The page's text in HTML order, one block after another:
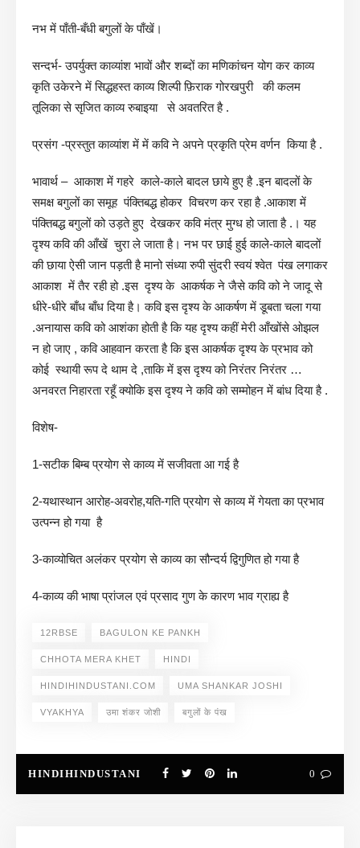
नभ में पाँती-बँधी बगुलों के पाँखें।
सन्दर्भ- उपर्युक्त काव्यांश भावों और शब्दों का मणिकांचन योग कर काव्य
कृति उकेरने में सिद्धहस्त काव्य शिल्पी फ़िराक गोरखपुरी की कलम
तूलिका से सृजित काव्य रुबाइया से अवतरित है .
प्रसंग -प्रस्तुत काव्यांश में में कवि ने अपने प्रकृति प्रेम वर्णन किया है .
भावार्थ – आकाश में गहरे काले-काले बादल छाये हुए है .इन बादलों के
समक्ष बगुलों का समूह पंक्तिबद्ध होकर विचरण कर रहा है .आकाश में
पंक्तिबद्ध बगुलों को उड़ते हुए देखकर कवि मंत्र मुग्ध हो जाता है .। यह
दृश्य कवि की आँखें चुरा ले जाता है। नभ पर छाई हुई काले-काले बादलों
की छाया ऐसी जान पड़ती है मानो संध्या रुपी सुंदरी स्वयं श्वेत पंख लगाकर
आकाश में तैर रही हो .इस दृश्य के आकर्षक ने जैसे कवि को ने जादू से
धीरे-धीरे बाँध बाँध दिया है। कवि इस दृश्य के आकर्षण में डूबता चला गया
.अनायास कवि को आशंका होती है कि यह दृश्य कहीं मेरी आँखोंसे ओझल
न हो जाए , कवि आहवान करता है कि इस आकर्षक दृश्य के प्रभाव को
कोई स्थायी रूप दे थाम दे ,ताकि में इस दृश्य को निरंतर निरंतर …
अनवरत निहारता रहूँ क्योकि इस दृश्य ने कवि को सम्मोहन में बांध दिया है .
विशेष-
1-सटीक बिम्ब प्रयोग से काव्य में सजीवता आ गई है
2-यथास्थान आरोह-अवरोह,यति-गति प्रयोग से काव्य में गेयता का प्रभाव
उत्पन्न हो गया है
3-काव्योचित अलंकर प्रयोग से काव्य का सौन्दर्य द्विगुणित हो गया है
4-काव्य की भाषा प्रांजल एवं प्रसाद गुण के कारण भाव ग्राह्य है
12RBSE BAGULON KE PANKH
CHHOTA MERA KHET HINDI
HINDIHINDUSTANI.COM UMA SHANKAR JOSHI
VYAKHYA उमा शंकर जोशी बगुलों के पंख
HINDIHINDUSTANI 0